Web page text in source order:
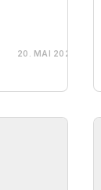
20. MAI 2026